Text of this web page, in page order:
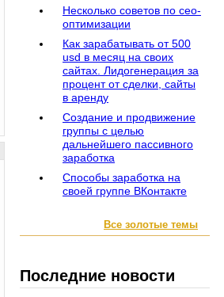
Несколько советов по сео-
оптимизации
Как зарабатывать от 500
usd в месяц на своих
сайтах. Лидогенерация за
процент от сделки, сайты
в аренду
Создание и продвижение
группы с целью
дальнейшего пассивного
заработка
Способы заработка на
своей группе ВКонтакте
Все золотые темы
Последние новости